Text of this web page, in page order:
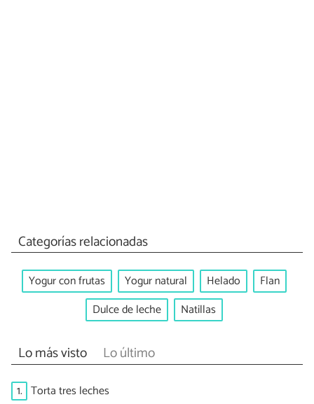
Categorías relacionadas
Yogur con frutas Yogur natural Helado
Flan
Dulce de leche
Natillas
Lo más visto Lo último
1. Torta tres leches